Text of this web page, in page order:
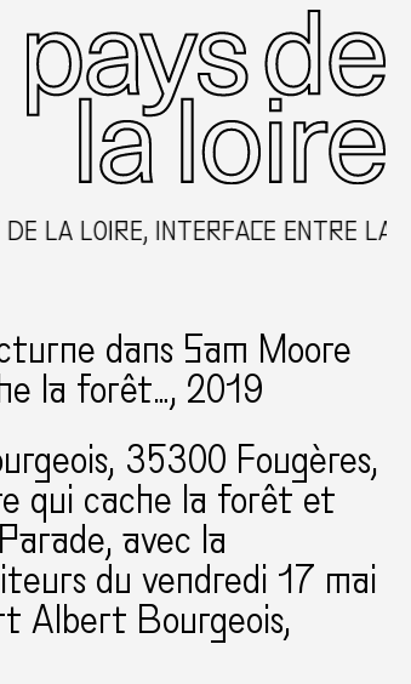
LA LOIRE, INTERFACE ENTRE LA
dans Sam Moore
la forêt…, 2019
35300 Fougères
qui cache la forêt et
avec la
du vendredi 17 mai
Albert Bourgeois,